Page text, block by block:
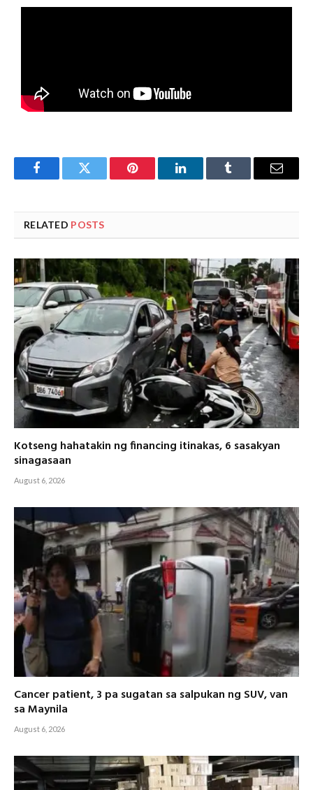
FacebookTwitter Pinterest LinkedInTumblr Email
RELATED POSTS
Kotseng hahatakin ng financing itinakas, 6 sasakyan
sinagasaan
August 6, 2026
Cancer patient, 3 pa sugatan sa salpukan ng SUV, van
sa Maynila
August 6, 2026